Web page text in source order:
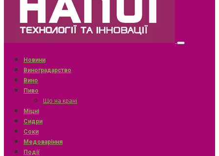
Новини
Виноградарство
Вино
Пиво
Що на крані
Міцні
Сидри
Соки
Медоваріння
Події